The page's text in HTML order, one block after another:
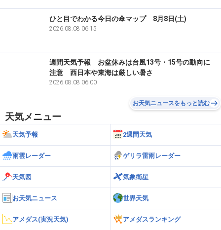
ひと目でわかる今日の傘マップ 8月8日(土)
2026.08.08 06:15
週間天気予報 お盆休みは台風13号・15号の動向に
注意 西日本や東海は厳しい暑さ
2026.08.08 06:00
お天気ニュースをもっと読む
天気メニュー
天気予報 2週間天気
雨雲レーダー ゲリラ雷雨レーダー
天気図 気象衛星
お天気ニュース 世界天気
アメダス(実況天気) アメダスランキング